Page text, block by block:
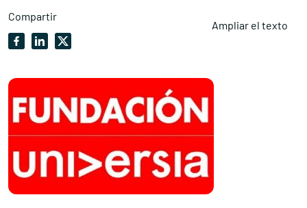
Compartir
Ampliar el texto